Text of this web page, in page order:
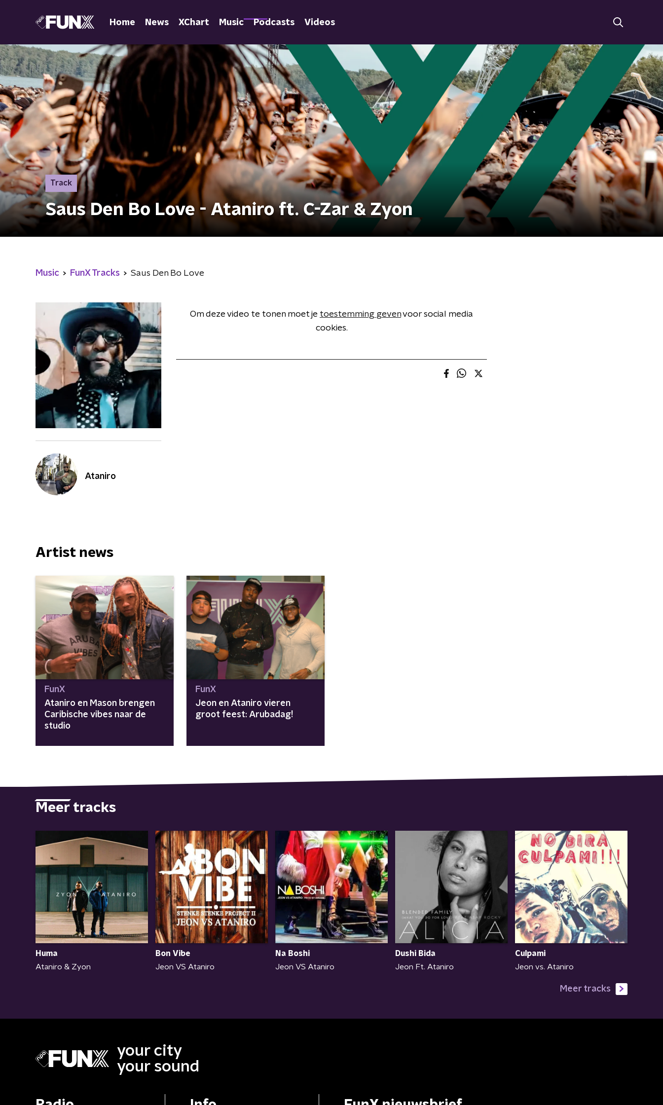
Home News XChart Music Podcasts Videos
Track
Saus Den Bo Love - Ataniro ft. C-Zar & Zyon
Music FunX Tracks Saus Den Bo Love
Ataniro
Om deze video te tonen moet je toestemming gevenvoor social media
cookies.
Artist news
FunX
Ataniro en Mason brengen
Caribische vibes naar de
studio
FunX
Jeon en Ataniro vieren
groot feest: Arubadag!
Meer tracks
Huma
Ataniro & Zyon
Bon Vibe
Jeon VS Ataniro
Na Boshi
Jeon VS Ataniro
Dushi Bida
Jeon Ft. Ataniro
Culpami
Jeon vs. Ataniro
Meer tracks
your city
your sound